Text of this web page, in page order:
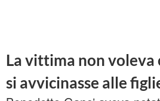
La vittima non voleva
si avvicinasse alle